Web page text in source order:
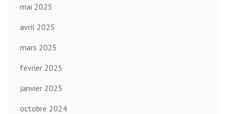
mai 2025
avril 2025
mars 2025
février 2025
janvier 2025
octobre 2024